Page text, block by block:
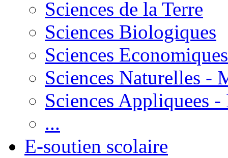
Sciences de la Terre
Sciences Biologiques
Sciences Economiques
Sciences Naturelles -
Sciences Appliquees
...
E-soutien scolaire